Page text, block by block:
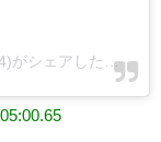
Mai ヨガインストラクター(@mai_yoga_724)がシェアした投稿